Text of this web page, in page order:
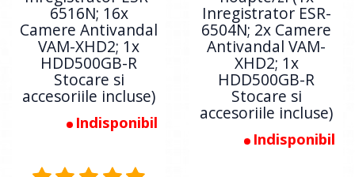
6516N; 16x
Camere Antivandal
VAM-XHD2; 1x
HDD500GB-R
Stocare si
accesoriile incluse)
Indisponibil
Inregistrator ESR-
6504N; 2x Camere
Antivandal VAM-
XHD2; 1x
HDD500GB-R
Stocare si
accesoriile incluse)
Indisponibil